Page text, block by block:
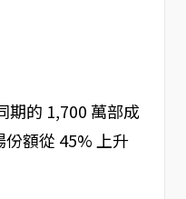
期的 1,700 萬部成
額從 45% 上升